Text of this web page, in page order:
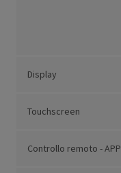
Display
Touchscreen
Controllo remoto - APP